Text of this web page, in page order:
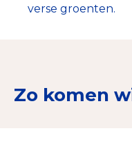
verse groenten.
Zo komen